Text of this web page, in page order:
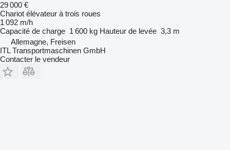
29 000 €
Chariot élévateur à trois roues
1 092 m/h
Capacité de charge 1 600 kg Hauteur de levée 3,3 m
Allemagne, Freisen
ITL Transportmaschinen GmbH
Contacter le vendeur